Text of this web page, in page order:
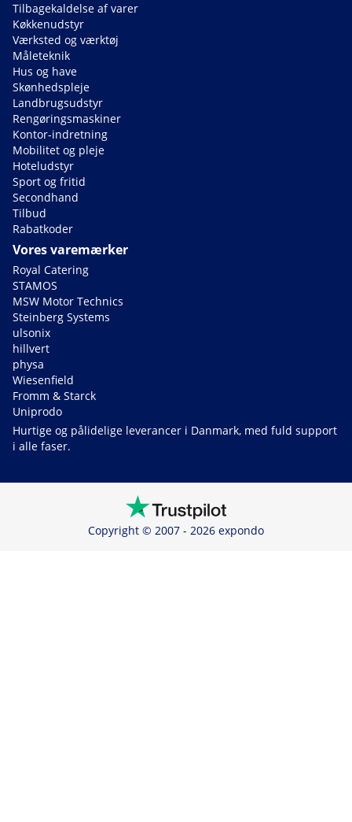
Tilbagekaldelse af varer
Køkkenudstyr
Værksted og værktøj
Måleteknik
Hus og have
Skønhedspleje
Landbrugsudstyr
Rengøringsmaskiner
Kontor-indretning
Mobilitet og pleje
Hoteludstyr
Sport og fritid
Secondhand
Tilbud
Rabatkoder
Vores varemærker
Royal Catering
STAMOS
MSW Motor Technics
Steinberg Systems
ulsonix
hillvert
physa
Wiesenfield
Fromm & Starck
Uniprodo
Hurtige og pålidelige leverancer i Danmark, med fuld support
i alle faser.
Copyright © 2007 - 2026 expondo